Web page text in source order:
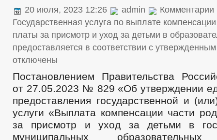
20 июля, 2023 12:26 admin Комментарии
Государственная услуга по выплате
платы за присмотр и уход за детьми в
предоставляется в соответствии с
отключены
Постановлением Правительства
от 27.05.2023 № 829 «Об утверждении
предоставления государственной и
услуги «Выплата компенсации части
за присмотр и уход за детьми в
муниципальных образовательных